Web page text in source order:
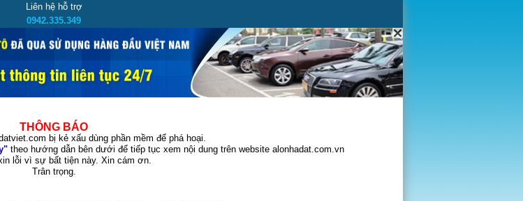
Liên hệ hỗ trợ
0942.335.349
THÔNG BÁO
bị kẻ xấu dùng phần mềm để phá hoại.
theo hướng dẫn bên dưới để tiếp tục xem nội dung trên website alonhadat.com.vn
lỗi vì sự bất tiện này. Xin cám ơn.
Trân trọng.